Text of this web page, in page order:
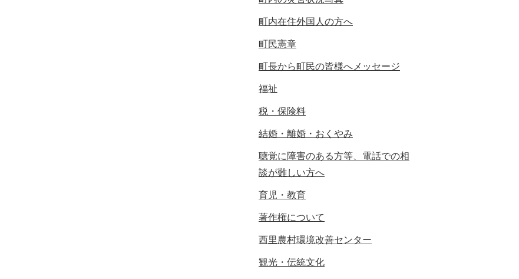
町内在住外国人の方へ
町民憲章
町長から町民の皆様へメッセージ
福祉
税・保険料
結婚・離婚・おくやみ
聴覚に障害のある方等、電話での相
談が難しい方へ
育児・教育
著作権について
西里農村環境改善センター
観光・伝統文化